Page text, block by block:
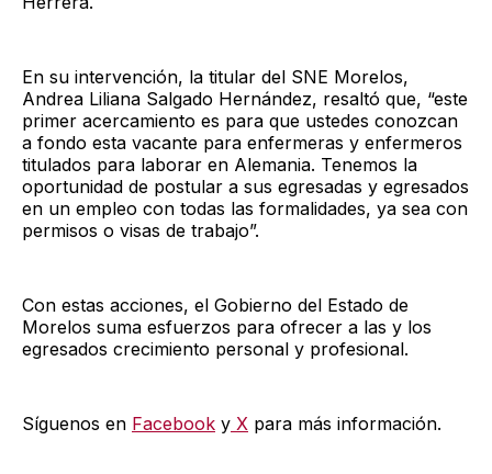
En su intervención, la titular del SNE Morelos,
Andrea Liliana Salgado Hernández, resaltó que, “este
primer acercamiento es para que ustedes conozcan
a fondo esta vacante para enfermeras y enfermeros
titulados para laborar en Alemania. Tenemos la
oportunidad de postular a sus egresadas y egresados
en un empleo con todas las formalidades, ya sea con
permisos o visas de trabajo”.
Con estas acciones, el Gobierno del Estado de
Morelos suma esfuerzos para ofrecer a las y los
egresados crecimiento personal y profesional.
Síguenos en Facebook y X para más información.